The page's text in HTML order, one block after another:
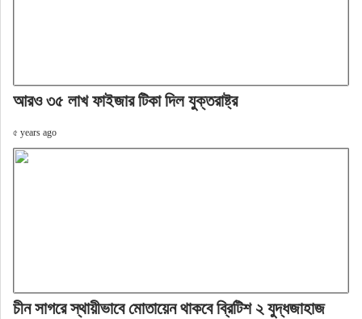
আরও ৩৫ লাখ ফাইজার টিকা দিল যুক্তরাষ্ট্র
৫ years ago
চীন সাগরে স্থায়ীভাবে মোতায়েন থাকবে ব্রিটিশ ২ যুদ্ধজাহাজ